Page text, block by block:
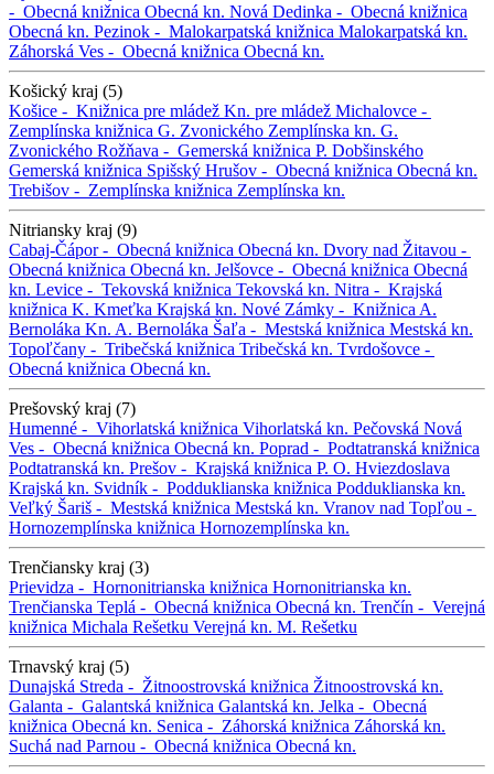
- Obecná knižnica Obecná kn. Nová Dedinka - Obecná knižnica
Obecná kn. Pezinok - Malokarpatská knižnica Malokarpatská kn.
Záhorská Ves - Obecná knižnica Obecná kn.
Košický kraj (5)
Košice - Knižnica pre mládež Kn. pre mládež Michalovce -
Zemplínska knižnica G. Zvonického Zemplínska kn. G.
Zvonického Rožňava - Gemerská knižnica P. Dobšinského
Gemerská knižnica Spišský Hrušov - Obecná knižnica Obecná kn.
Trebišov - Zemplínska knižnica Zemplínska kn.
Nitriansky kraj (9)
Cabaj-Čápor - Obecná knižnica Obecná kn. Dvory nad Žitavou -
Obecná knižnica Obecná kn. Jelšovce - Obecná knižnica Obecná
kn. Levice - Tekovská knižnica Tekovská kn. Nitra - Krajská
knižnica K. Kmeťka Krajská kn. Nové Zámky - Knižnica A.
Bernoláka Kn. A. Bernoláka Šaľa - Mestská knižnica Mestská kn.
Topoľčany - Tribečská knižnica Tribečská kn. Tvrdošovce -
Obecná knižnica Obecná kn.
Prešovský kraj (7)
Humenné - Vihorlatská knižnica Vihorlatská kn. Pečovská Nová
Ves - Obecná knižnica Obecná kn. Poprad - Podtatranská knižnica
Podtatranská kn. Prešov - Krajská knižnica P. O. Hviezdoslava
Krajská kn. Svidník - Podduklianska knižnica Podduklianska kn.
Veľký Šariš - Mestská knižnica Mestská kn. Vranov nad Topľou -
Hornozemplínska knižnica Hornozemplínska kn.
Trenčiansky kraj (3)
Prievidza - Hornonitrianska knižnica Hornonitrianska kn.
Trenčianska Teplá - Obecná knižnica Obecná kn. Trenčín - Verejná
knižnica Michala Rešetku Verejná kn. M. Rešetku
Trnavský kraj (5)
Dunajská Streda - Žitnoostrovská knižnica Žitnoostrovská kn.
Galanta - Galantská knižnica Galantská kn. Jelka - Obecná
knižnica Obecná kn. Senica - Záhorská knižnica Záhorská kn.
Suchá nad Parnou - Obecná knižnica Obecná kn.